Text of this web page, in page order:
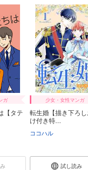
ガ
【タテ
少女・女性マンガ
転生婚【描き下ろ
け付き特...
ココハル
試し読み